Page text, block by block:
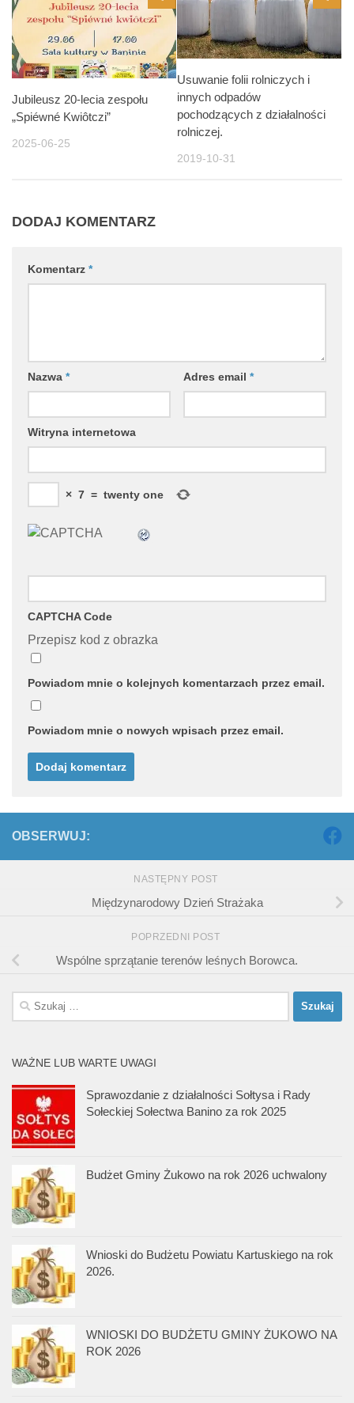
Jubileusz 20-lecia zespołu
„Spiéwné Kwiôtczi”
2025-06-25
Usuwanie folii rolniczych i
innych odpadów
pochodzących z działalności
rolniczej.
2019-10-31
DODAJ KOMENTARZ
Komentarz *
Nazwa * Adres email *
Witryna internetowa
× 7 = twenty one
CAPTCHA Code
Przepisz kod z obrazka
Powiadom mnie o kolejnych komentarzach przez email.
Powiadom mnie o nowych wpisach przez email.
OBSERWUJ:
NASTĘPNY POST
Międzynarodowy Dzień Strażaka
POPRZEDNI POST
Wspólne sprzątanie terenów leśnych Borowca.
Szukaj:
WAŻNE LUB WARTE UWAGI
Sprawozdanie z działalności Sołtysa i Rady
Sołeckiej Sołectwa Banino za rok 2025
Budżet Gminy Żukowo na rok 2026 uchwalony
Wnioski do Budżetu Powiatu Kartuskiego na rok
2026.
WNIOSKI DO BUDŻETU GMINY ŻUKOWO NA
ROK 2026